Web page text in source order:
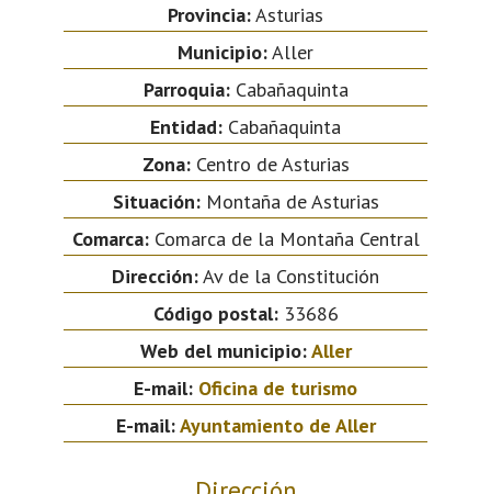
Provincia:Asturias
Municipio:Aller
Parroquia:Cabañaquinta
Entidad: Cabañaquinta
Zona:Centro de Asturias
Situación:Montaña de Asturias
Comarca:Comarca de la Montaña Central
Dirección:Av de la Constitución
Código postal:33686
Web del municipio:Aller
E-mail: Oficina de turismo
E-mail:Ayuntamiento de Aller